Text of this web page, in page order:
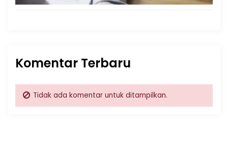
Komentar Terbaru
Tidak ada komentar untuk ditampilkan.